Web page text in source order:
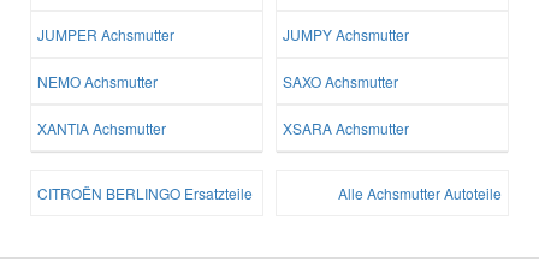
JUMPER Achsmutter JUMPY Achsmutter
NEMO Achsmutter SAXO Achsmutter
XANTIA Achsmutter XSARA Achsmutter
CITROËN BERLINGO Ersatzteile Alle Achsmutter Autoteile